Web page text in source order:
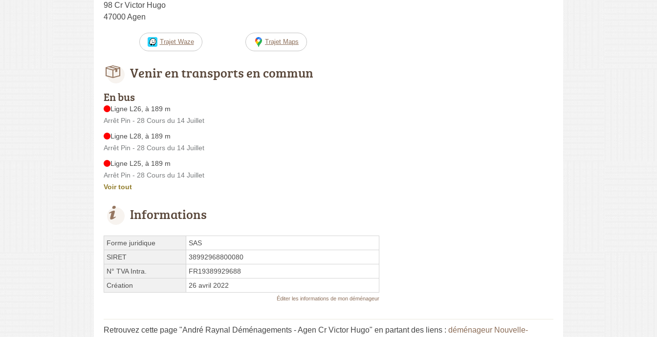
98 Cr Victor Hugo
47000 Agen
Trajet Waze Trajet Maps
Venir en transports en commun
En bus
Ligne L26, à 189 m
Arrêt Pin - 28 Cours du 14 Juillet
Ligne L28, à 189 m
Arrêt Pin - 28 Cours du 14 Juillet
Ligne L25, à 189 m
Arrêt Pin - 28 Cours du 14 Juillet
Voir tout
Informations
Forme juridique
SAS
SIRET
38992968800080
N° TVA Intra.
FR19389929688
Création
26 avril 2022
Éditer les informations de mon déménageur
Retrouvez cette page "André Raynal Déménagements - Agen Cr Victor Hugo" en partant des liens : déménageur Nouvelle-